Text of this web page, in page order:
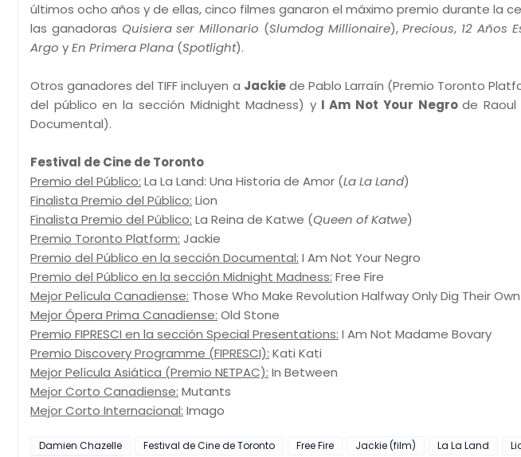
últimos ocho años y de ellas, cinco filmes ganaron el máximo premio durante la
las ganadoras Quisiera ser Millonario (Slumdog Millionaire),Precious, 12 Años
Argo yEn Primera Plana (Spotlight).
Otros ganadores del TIFF incluyen a Jackiede Pablo Larraín (Premio Toronto
del público en la sección Midnight Madness) y I Am Not Your Negrode
Documental).
Festival de Cine de Toronto
Premio del Público: La La Land: Una Historia de Amor (La La Land)
Finalista Premio del Público: Lion
Finalista Premio del Público: La Reina de Katwe (Queen of Katwe)
Premio Toronto Platform: Jackie
Premio del Público en la sección Documental: I Am Not Your Negro
Premio del Público en la sección Midnight Madness: Free Fire
Mejor Película Canadiense: Those Who Make Revolution Halfway Only Dig Their
Mejor Ópera Prima Canadiense: Old Stone
Premio FIPRESCI en la sección Special Presentations: I Am Not Madame Bovary
Premio Discovery Programme (FIPRESCI): Kati Kati
Mejor Película Asiática (Premio NETPAC): In Between
Mejor Corto Canadiense: Mutants
Mejor Corto Internacional: Imago
Damien Chazelle Festival de Cine de Toronto Free Fire Jackie (film) La La Land